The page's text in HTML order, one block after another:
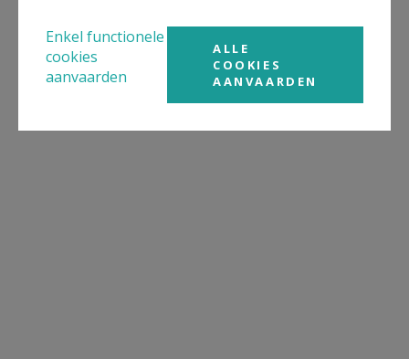
Enkel functionele
cookies
aanvaarden
ALLE
COOKIES
AANVAARDEN